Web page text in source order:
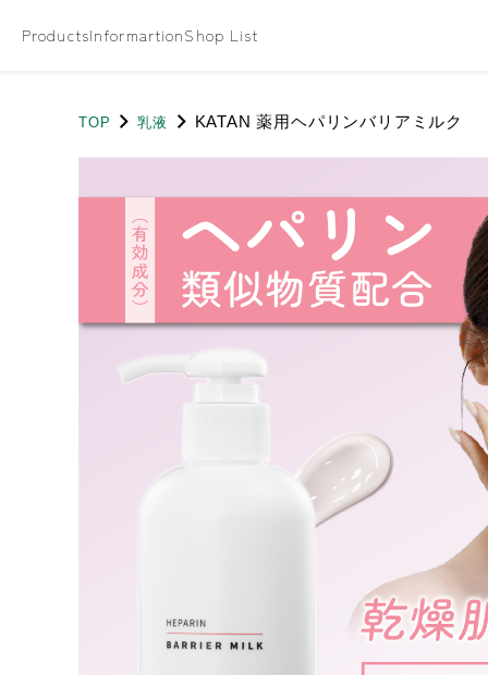
ProductsInformartionShop List
TOP 乳液 KATAN 薬用ヘパリンバリアミルク